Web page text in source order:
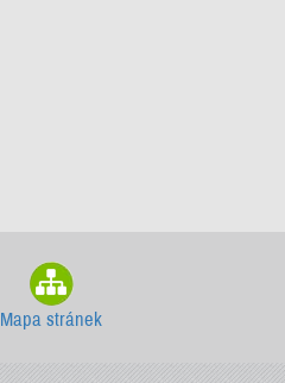
Mapa stránek